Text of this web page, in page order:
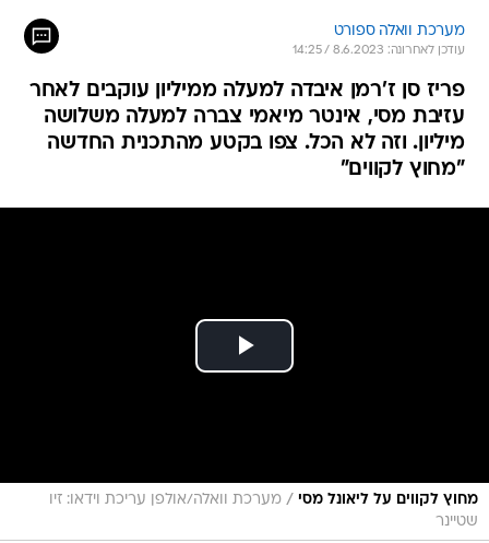
מערכת וואלה ספורט
עודכן לאחרונה: 8.6.2023 / 14:25
פריז סן ז'רמן איבדה למעלה ממיליון עוקבים לאחר
עזיבת מסי, אינטר מיאמי צברה למעלה משלושה
מיליון. וזה לא הכל. צפו בקטע מהתכנית החדשה
"מחוץ לקווים"
מחוץ לקווים על ליאונל מסי / מערכת וואלה/אולפן עריכת וידאו: זיו
שטיינר